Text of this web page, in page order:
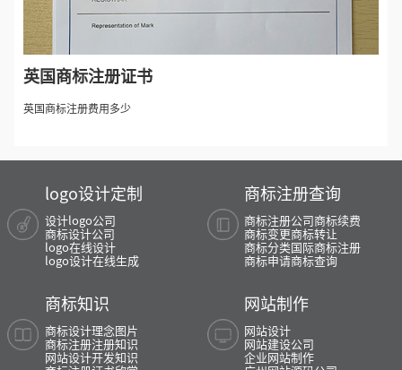
英国商标注册证书
英国商标注册费用多少
logo设计定制
设计logo公司
商标设计公司
logo在线设计
logo设计在线生成
商标注册查询
商标注册公司商标续费
商标变更商标转让
商标分类国际商标注册
商标申请商标查询
商标知识
商标设计理念图片
商标注册注册知识
网站设计开发知识
网站制作
网站设计
网站建设公司
企业网站制作